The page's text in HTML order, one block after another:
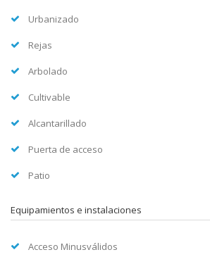
Urbanizado
Rejas
Arbolado
Cultivable
Alcantarillado
Puerta de acceso
Patio
Equipamientos e instalaciones
Acceso Minusválidos